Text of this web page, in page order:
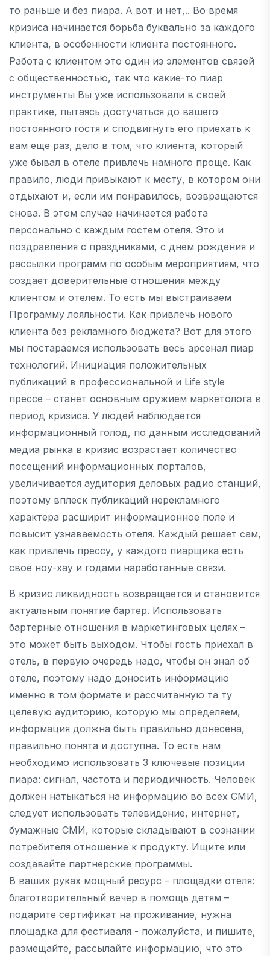
то раньше и без пиара. А вот и нет,.. Во время
кризиса начинается борьба буквально за каждого
клиента, в особенности клиента постоянного.
Работа с клиентом это один из элементов связей
с общественностью, так что какие-то пиар
инструменты Вы уже использовали в своей
практике, пытаясь достучаться до вашего
постоянного гостя и сподвигнуть его приехать к
вам еще раз, дело в том, что клиента, который
уже бывал в отеле привлечь намного проще. Как
правило, люди привыкают к месту, в котором они
отдыхают и, если им понравилось, возвращаются
снова. В этом случае начинается работа
персонально с каждым гостем отеля. Это и
поздравления с праздниками, с днем рождения и
рассылки программ по особым мероприятиям, что
создает доверительные отношения между
клиентом и отелем. То есть мы выстраиваем
Программу лояльности. Как привлечь нового
клиента без рекламного бюджета? Вот для этого
мы постараемся использовать весь арсенал пиар
технологий. Инициация положительных
публикаций в профессиональной и Life style
прессе – станет основным оружием маркетолога в
период кризиса. У людей наблюдается
информационный голод, по данным исследований
медиа рынка в кризис возрастает количество
посещений информационных порталов,
увеличивается аудитория деловых радио станций,
поэтому вплеск публикаций нерекламного
характера расширит информационное поле и
повысит узнаваемость отеля. Каждый решает сам,
как привлечь прессу, у каждого пиарщика есть
свое ноу-хау и годами наработанные связи.
В кризис ликвидность возвращается и становится
актуальным понятие бартер. Использовать
бартерные отношения в маркетинговых целях –
это может быть выходом. Чтобы гость приехал в
отель, в первую очередь надо, чтобы он знал об
отеле, поэтому надо доносить информацию
именно в том формате и рассчитанную та ту
целевую аудиторию, которую мы определяем,
информация должна быть правильно донесена,
правильно понята и доступна. То есть нам
необходимо использовать 3 ключевые позиции
пиара: сигнал, частота и периодичность. Человек
должен натыкаться на информацию во всех СМИ,
следует использовать телевидение, интернет,
бумажные СМИ, которые складывают в сознании
потребителя отношение к продукту. Ищите или
создавайте партнерские программы.
В ваших руках мощный ресурс – площадки отеля:
благотворительный вечер в помощь детям –
подарите сертификат на проживание, нужна
площадка для фестиваля - пожалуйста, и пишите,
размещайте, рассылайте информацию, что это